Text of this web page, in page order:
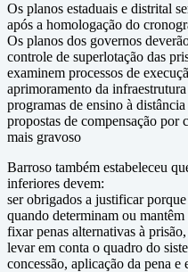
Os planos estaduais e distrital
após a homologação do
Os planos dos governos
controle de superlotação das
examinem processos de
aprimoramento da
programas de ensino à
propostas de compensação por
mais gravoso
Barroso também estabeleceu
inferiores devem:
ser obrigados a justificar
quando determinam ou
fixar penas alternativas à
levar em conta o quadro do
concessão, aplicação da pena e